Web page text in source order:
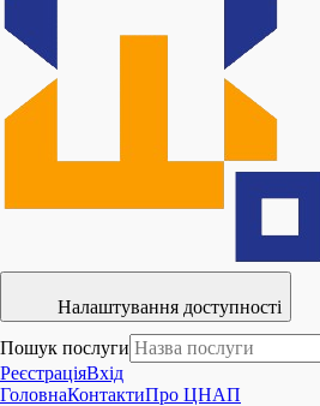
Налаштування доступності
Пошук послуги
РеєстраціяВхід
ГоловнаКонтактиПро ЦНАП